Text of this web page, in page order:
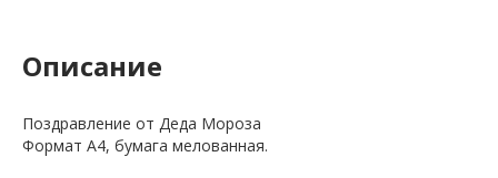
Описание
Поздравление от Деда Мороза
Формат А4, бумага мелованная.